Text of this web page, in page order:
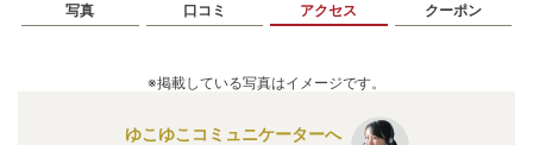
写真 口コミ アクセス クーポン
※掲載している写真はイメージです。
ゆこゆこコミュニケーターへ